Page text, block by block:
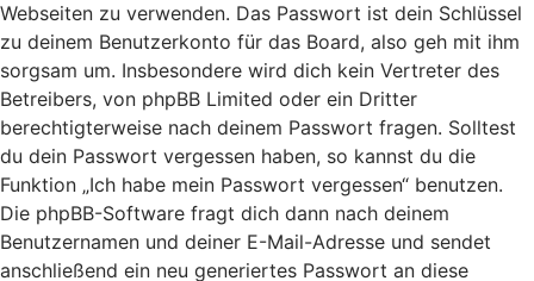
Webseiten zu verwenden. Das Passwort ist dein Schlüssel
zu deinem Benutzerkonto für das Board, also geh mit ihm
sorgsam um. Insbesondere wird dich kein Vertreter des
Betreibers, von phpBB Limited oder ein Dritter
berechtigterweise nach deinem Passwort fragen. Solltest
du dein Passwort vergessen haben, so kannst du die
Funktion „Ich habe mein Passwort vergessen“ benutzen.
Die phpBB-Software fragt dich dann nach deinem
Benutzernamen und deiner E-Mail-Adresse und sendet
anschließend ein neu generiertes Passwort an diese